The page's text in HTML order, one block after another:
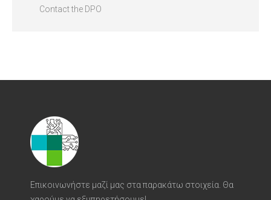
Contact the DPO
Επικοινωνήστε μαζί μας στα παρακάτω στοιχεία. Θα